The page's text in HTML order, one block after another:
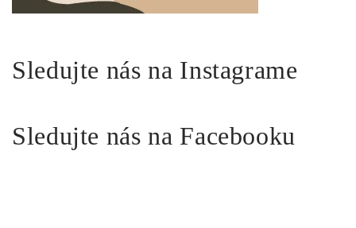
Sledujte nás na Instagrame
Sledujte nás na Facebooku